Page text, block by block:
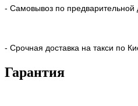
- Самовывоз по предварительной
- Срочная доставка на такси по
Гарантия